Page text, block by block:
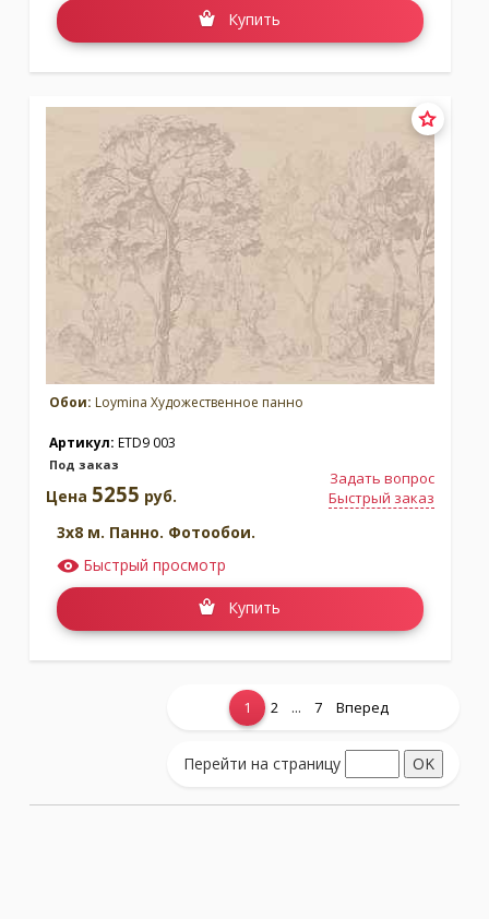
Купить
Обои: Loymina Художественное панно
Артикул: ETD9 003
Под заказ
Задать вопрос
Быстрый заказ
Цена 5255 руб.
3x8 м. Панно. Фотообои.
Быстрый просмотр
Купить
Показать еще...
1 2 ... 7 Вперед
Перейти на страницу